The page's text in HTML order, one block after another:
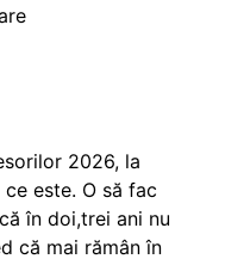
2026, la
ce este. O să fac
în doi,trei ani nu
că mai rămân în